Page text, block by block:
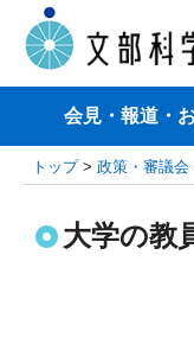
会見・報道・
トップ> 政策・審議会
大学の教